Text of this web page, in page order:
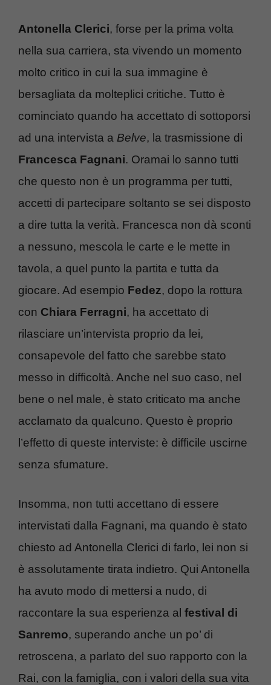
Antonella Clerici, forse per la prima volta
nella sua carriera, sta vivendo un momento
molto critico in cui la sua immagine è
bersagliata da molteplici critiche. Tutto è
cominciato quando ha accettato di sottoporsi
ad una intervista a Belve, la trasmissione di
Francesca Fagnani. Oramai lo sanno tutti
che questo non è un programma per tutti,
accetti di partecipare soltanto se sei disposto
a dire tutta la verità. Francesca non dà sconti
a nessuno, mescola le carte e le mette in
tavola, a quel punto la partita e tutta da
giocare. Ad esempio Fedez, dopo la rottura
con Chiara Ferragni, ha accettato di
rilasciare un’intervista proprio da lei,
consapevole del fatto che sarebbe stato
messo in difficoltà. Anche nel suo caso, nel
bene o nel male, è stato criticato ma anche
acclamato da qualcuno. Questo è proprio
l’effetto di queste interviste: è difficile uscirne
senza sfumature.
Insomma, non tutti accettano di essere
intervistati dalla Fagnani, ma quando è stato
chiesto ad Antonella Clerici di farlo, lei non si
è assolutamente tirata indietro. Qui Antonella
ha avuto modo di mettersi a nudo, di
raccontare la sua esperienza al festival di
Sanremo, superando anche un po’ di
retroscena, a parlato del suo rapporto con la
Rai, con la famiglia, con i valori della sua vita